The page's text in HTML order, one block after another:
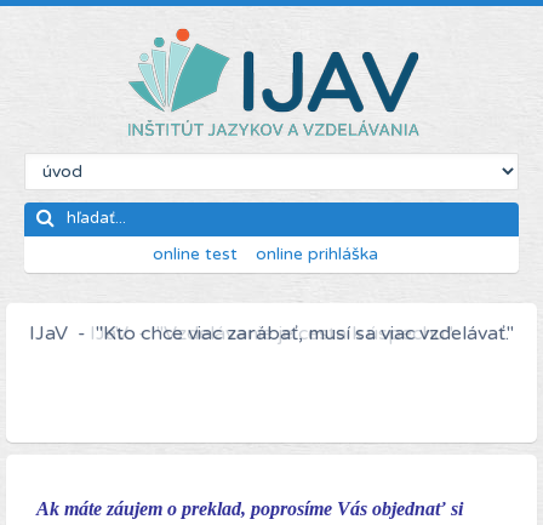
online test online prihláška
IJaV - "Kto chce viac zarábať, musí sa viac vzdelávať."
Ak máte záujem o preklad, poprosíme Vás objednať si